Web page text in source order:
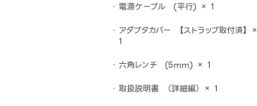
電源ケーブル (平行) × 1
アダプタカバー 【ストラップ取付済】 ×
1
六角レンチ (5mm) × 1
取扱説明書 （詳細編） × 1